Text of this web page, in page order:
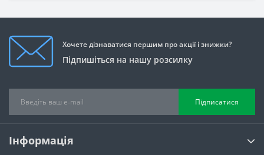
Хочете дізнаватися першим про акції і знижки?
Підпишіться на нашу розсилку
Підписатися
Інформація